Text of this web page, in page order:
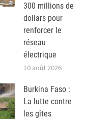
300 millions de
dollars pour
renforcer le
réseau
électrique
10 août 2026
Burkina Faso :
La lutte contre
les gîtes